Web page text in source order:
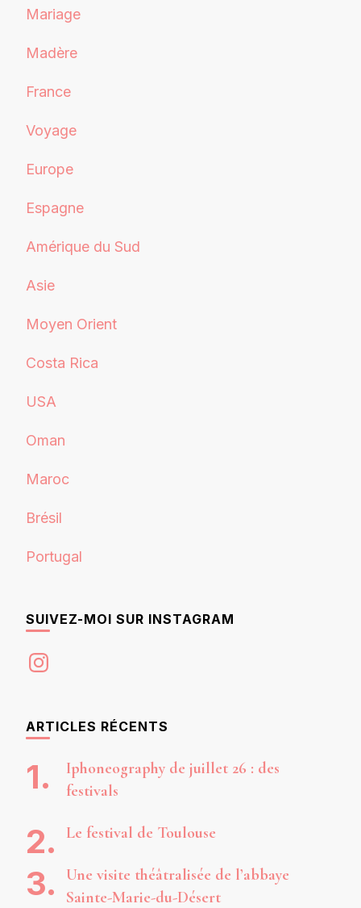
Mariage
Madère
France
Voyage
Europe
Espagne
Amérique du Sud
Asie
Moyen Orient
Costa Rica
USA
Oman
Maroc
Brésil
Portugal
SUIVEZ-MOI SUR INSTAGRAM
Instagram
ARTICLES RÉCENTS
Iphoneography de juillet 26 : des
festivals
Le festival de Toulouse
Une visite théâtralisée de l’abbaye
Sainte-Marie-du-Désert